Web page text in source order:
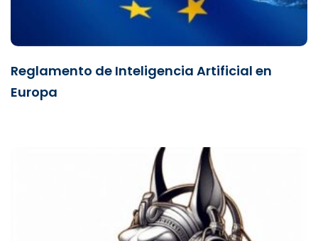
Reglamento de Inteligencia Artificial en
Europa